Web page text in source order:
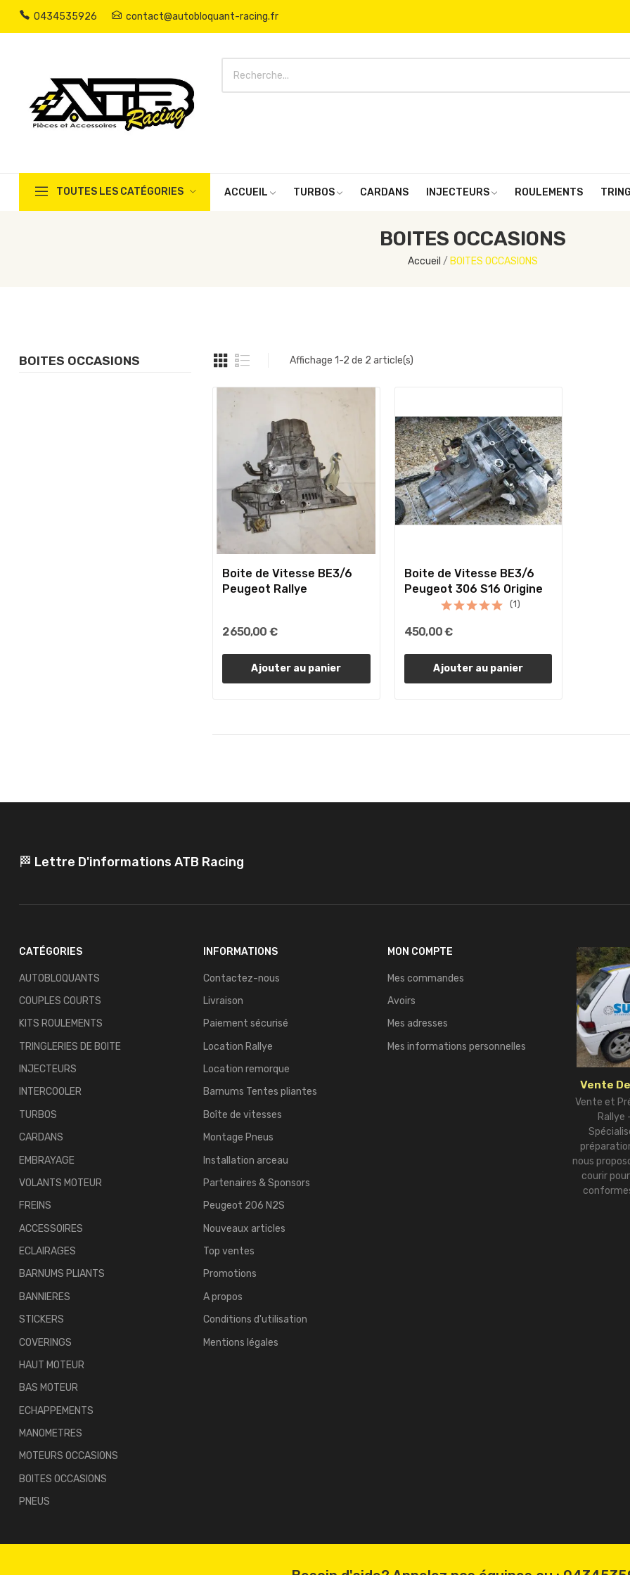
0434535926 contact@autobloquant-racing.fr
TOUTES LES CATÉGORIES ACCUEIL TURBOS CARDANS INJECTEURS ROULEMENTS
BOITES OCCASIONS
Accueil BOITES OCCASIONS
BOITES OCCASIONS Affichage 1-2 de 2 article(s)
Boite de Vitesse BE3/6
Peugeot Rallye
2 650,00 €
Ajouter au panier
Boite de Vitesse BE3/6
Peugeot 306 S16 Origine
(1)
450,00 €
Ajouter au panier
🏁 Lettre D'informations ATB Racing
CATÉGORIES
AUTOBLOQUANTS
COUPLES COURTS
KITS ROULEMENTS
TRINGLERIES DE BOITE
INJECTEURS
INTERCOOLER
TURBOS
CARDANS
EMBRAYAGE
VOLANTS MOTEUR
FREINS
ACCESSOIRES
ECLAIRAGES
BARNUMS PLIANTS
BANNIERES
STICKERS
COVERINGS
HAUT MOTEUR
BAS MOTEUR
ECHAPPEMENTS
MANOMETRES
MOTEURS OCCASIONS
BOITES OCCASIONS
PNEUS
INFORMATIONS
Contactez-nous
Livraison
Paiement sécurisé
Location Rallye
Location remorque
Barnums Tentes pliantes
Boîte de vitesses
Montage Pneus
Installation arceau
Partenaires & Sponsors
Peugeot 206 N2S
Nouveaux articles
Top ventes
Promotions
A propos
Conditions d'utilisation
Mentions légales
MON COMPTE
Mes commandes
Avoirs
Mes adresses
Mes informations personnelles
Vente
Vente et
Rallye
nous
courir